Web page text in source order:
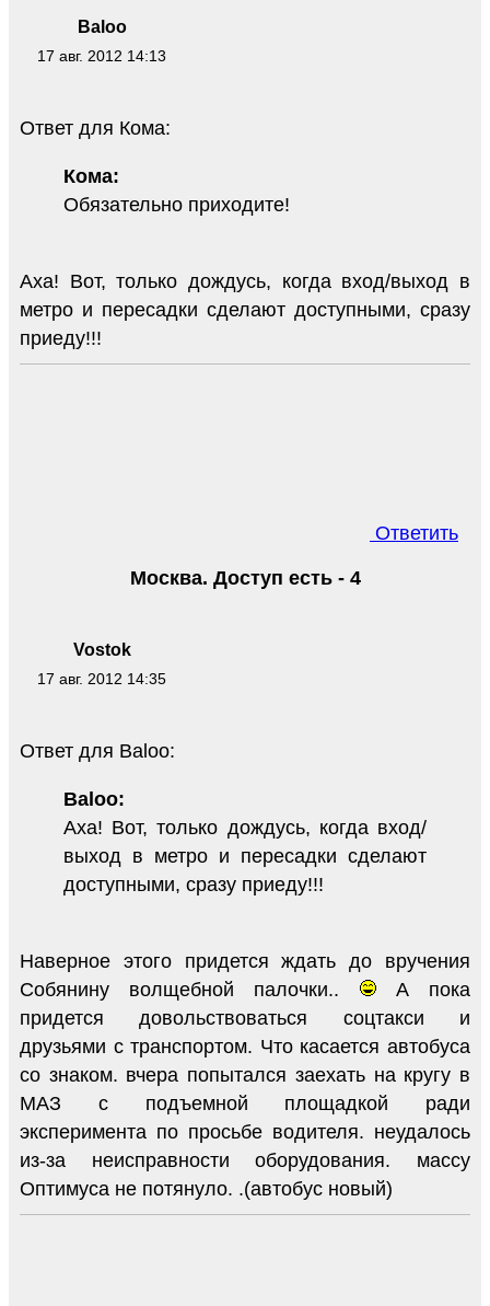
Baloo
17 авг. 2012 14:13
Ответ для Кома:
Кома:
Обязательно приходите!
Аха! Вот, только дождусь, когда вход/выход в
метро и пересадки сделают доступными, сразу
приеду!!!
Ответить
Vostok
17 авг. 2012 14:35
Москва. Доступ есть - 4
Ответ для Baloo:
Baloo:
Аха! Вот, только дождусь, когда вход/
выход в метро и пересадки сделают
доступными, сразу приеду!!!
Наверное этого придется ждать до вручения
Собянину волщебной палочки..
А пока
придется довольствоваться соцтакси и
друзьями с транспортом. Что касается автобуса
со знаком. вчера попытался заехать на кругу в
МАЗ с подъемной площадкой ради
эксперимента по просьбе водителя. неудалось
из-за неисправности оборудования. массу
Оптимуса не потянуло. .(автобус новый)